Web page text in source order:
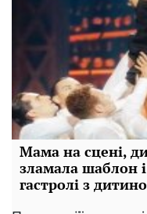
Мама на сцені,
зламала шаблон
гастролі з